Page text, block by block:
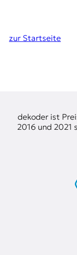
zur Startseite
dekoder ist
2016 und 2021